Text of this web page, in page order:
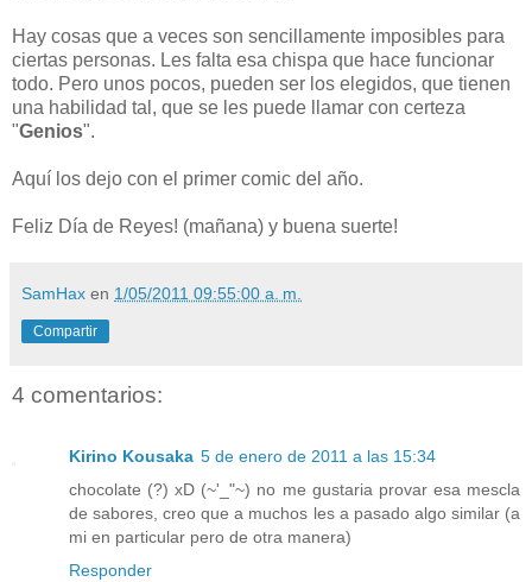
Hay cosas que a veces son sencillamente imposibles para
ciertas personas. Les falta esa chispa que hace funcionar
todo. Pero unos pocos, pueden ser los elegidos, que tienen
una habilidad tal, que se les puede llamar con certeza
"Genios".
Aquí los dejo con el primer comic del año.
Feliz Día de Reyes! (mañana) y buena suerte!
SamHax en 1/05/2011 09:55:00 a. m.
Compartir
4 comentarios:
Kirino Kousaka 5 de enero de 2011 a las 15:34
chocolate (?) xD (~'_"~) no me gustaria provar esa mescla
de sabores, creo que a muchos les a pasado algo similar (a
mi en particular pero de otra manera)
Responder